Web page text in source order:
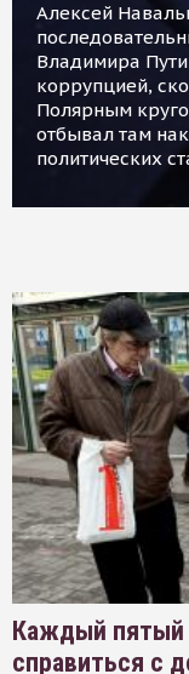
Алексей
Владимира
коррупцией,
Полярным
отбывал там
политических
Каждый пятый
справиться с